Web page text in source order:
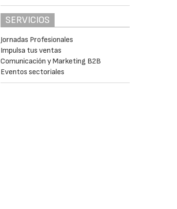
SERVICIOS
Jornadas Profesionales
Impulsa tus ventas
Comunicación y Marketing B2B
Eventos sectoriales